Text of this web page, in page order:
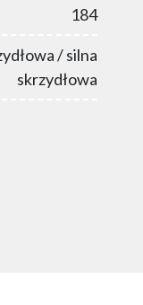
184
/ silna
skrzydłowa